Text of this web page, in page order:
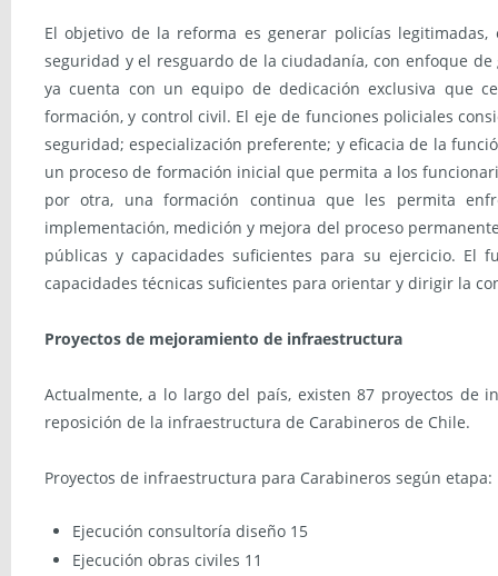
El objetivo de la reforma es generar policías
seguridad y el resguardo de la ciudadanía, con enfoque
ya cuenta con un equipo de dedicación exclusiva que
formación, y control civil. El eje de funciones policiales
seguridad; especialización preferente; y eficacia de la
un proceso de formación inicial que permita a los
por otra, una formación continua que les permita
implementación, medición y mejora del proceso
públicas y capacidades suficientes para su ejercicio. El
capacidades técnicas suficientes para orientar y dirigir la
Proyectos de mejoramiento de infraestructura
Actualmente, a lo largo del país, existen 87 proyectos de
reposición de la infraestructura de Carabineros de Chile.
Proyectos de infraestructura para Carabineros según etapa:
Ejecución consultoría diseño 15
Ejecución obras civiles 11